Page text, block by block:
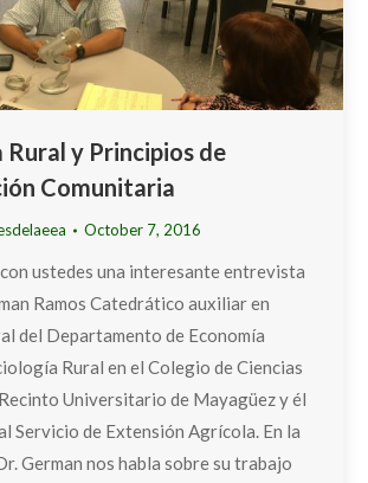
Rural y Principios de
Comunitaria
October 7, 2016
ustedes una interesante entrevista
Ramos Catedrático auxiliar en
del Departamento de Economía
Rural en el Colegio de Ciencias
Universitario de Mayagüez y él
Servicio de Extensión Agrícola. En la
German nos habla sobre su trabajo